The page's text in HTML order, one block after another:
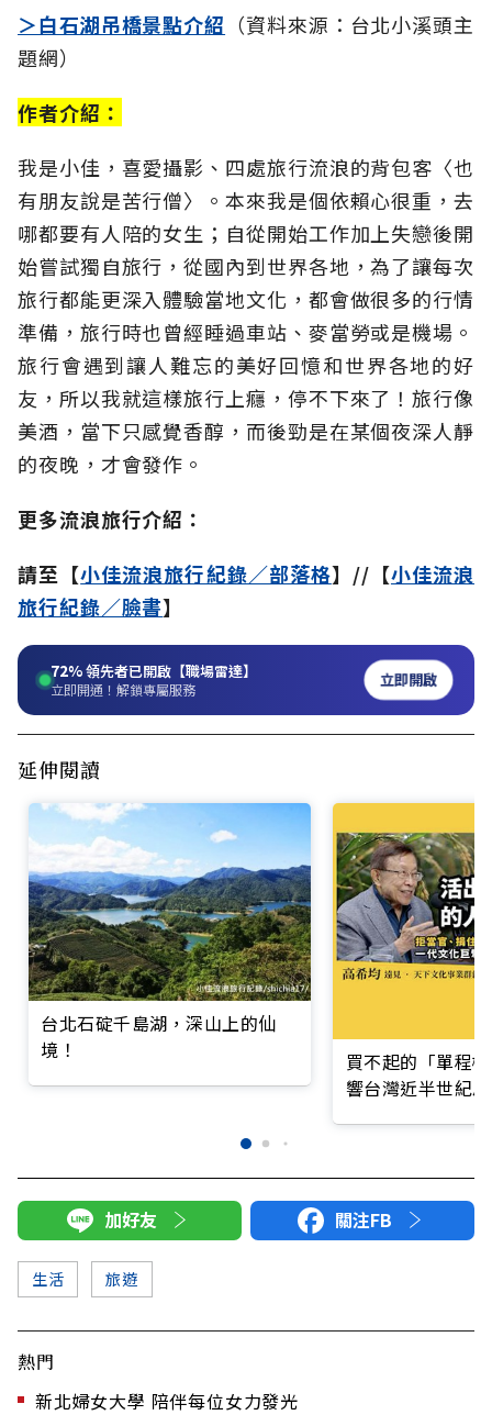
＞白石湖吊橋景點介紹 （資料來源：台北小溪頭主
題網）
作者介紹：
我是小佳，喜愛攝影、四處旅行流浪的背包客〈也
有朋友說是苦行僧〉。本來我是個依賴心很重，去
哪都要有人陪的女生；自從開始工作加上失戀後開
始嘗試獨自旅行，從國內到世界各地，為了讓每次
旅行都能更深入體驗當地文化，都會做很多的行情
準備，旅行時也曾經睡過車站、麥當勞或是機場。
旅行會遇到讓人難忘的美好回憶和世界各地的好
友，所以我就這樣旅行上癮，停不下來了！旅行像
美酒，當下只感覺香醇，而後勁是在某個夜深人靜
的夜晚，才會發作。
更多流浪旅行介紹：
請至【小佳流浪旅行紀錄／部落格】//【小佳流浪
旅行紀錄／臉書】
72%領先者已開啟【職場雷達】
立即開通！解鎖專屬服務 立即開啟
延伸閱讀
台北石碇千島湖，深山上的仙
境！
買不起的「單程
響台灣近半世紀
加好友 關注FB
生活 旅遊
熱門
新北婦女大學 陪伴每位女力發光